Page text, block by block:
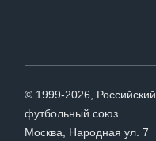
© 1999-2026, Российский
футбольный союз
Москва, Народная ул. 7